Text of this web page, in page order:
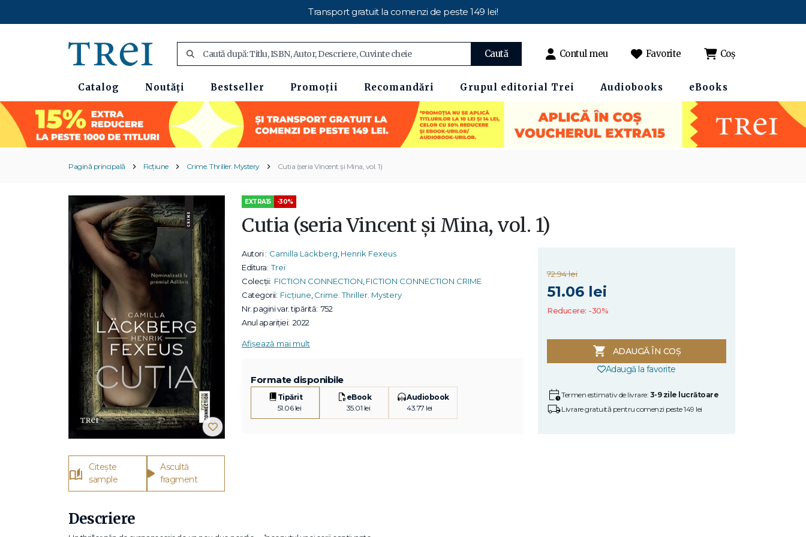
Transport gratuit la comenzi de peste 149 lei!
Caută Contul meu Favorite Coș
Catalog Noutăți Bestseller Promoții Recomandări Grupul editorial Trei Audiobooks eBooks
Pagină principală Ficțiune Crime. Thriller. Mystery Cutia (seria Vincent și Mina, vol. 1)
Citește
sample
Ascultă
fragment
EXTRA15 -30%
Cutia (seria Vincent și Mina, vol. 1)
Autori : Camilla Läckberg Henrik Fexeus
Editura: Trei
Colecții: FICTION CONNECTION FICTION CONNECTION CRIME
Categorii: Ficțiune Crime. Thriller. Mystery
Nr. pagini var. tipărită: 752
Anul apariției: 2022
Afișează mai mult
Formate disponibile
Tipărit
51.06 lei
eBook
35.01 lei
Audiobook
43.77 lei
72.94 lei
51.06 lei
Reducere: -30%
ADAUGĂ ÎN COȘ
Adaugă la favorite
Termen estimativ de livrare: 3-9 zile lucrătoare
Livrare gratuită pentru comenzi peste 149 lei
Descriere